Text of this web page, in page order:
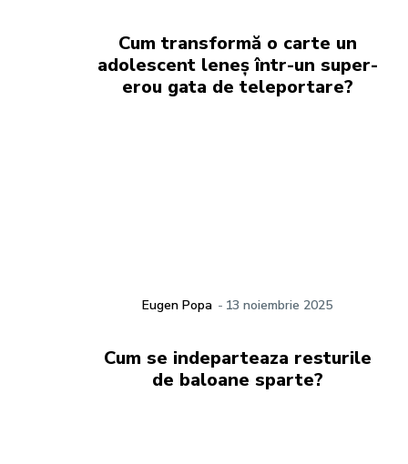
Cum transformă o carte un
adolescent leneș într-un super-
erou gata de teleportare?
Eugen Popa - 13 noiembrie 2025
Cum se indeparteaza resturile
de baloane sparte?